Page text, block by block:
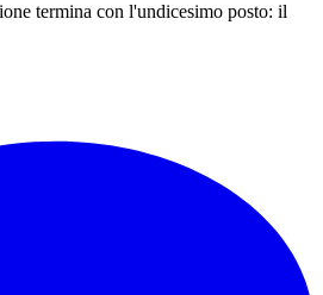
termina con l'undicesimo posto: il